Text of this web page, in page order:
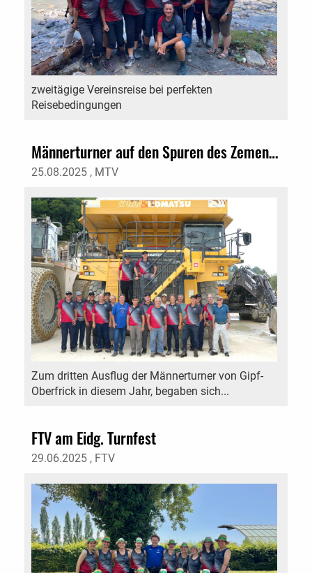
zweitägige Vereinsreise bei perfekten
Reisebedingungen
Männerturner auf den Spuren des Zementes
25.08.2025 , MTV
Zum dritten Ausflug der Männerturner von Gipf-
Oberfrick in diesem Jahr, begaben sich...
FTV am Eidg. Turnfest
29.06.2025 , FTV